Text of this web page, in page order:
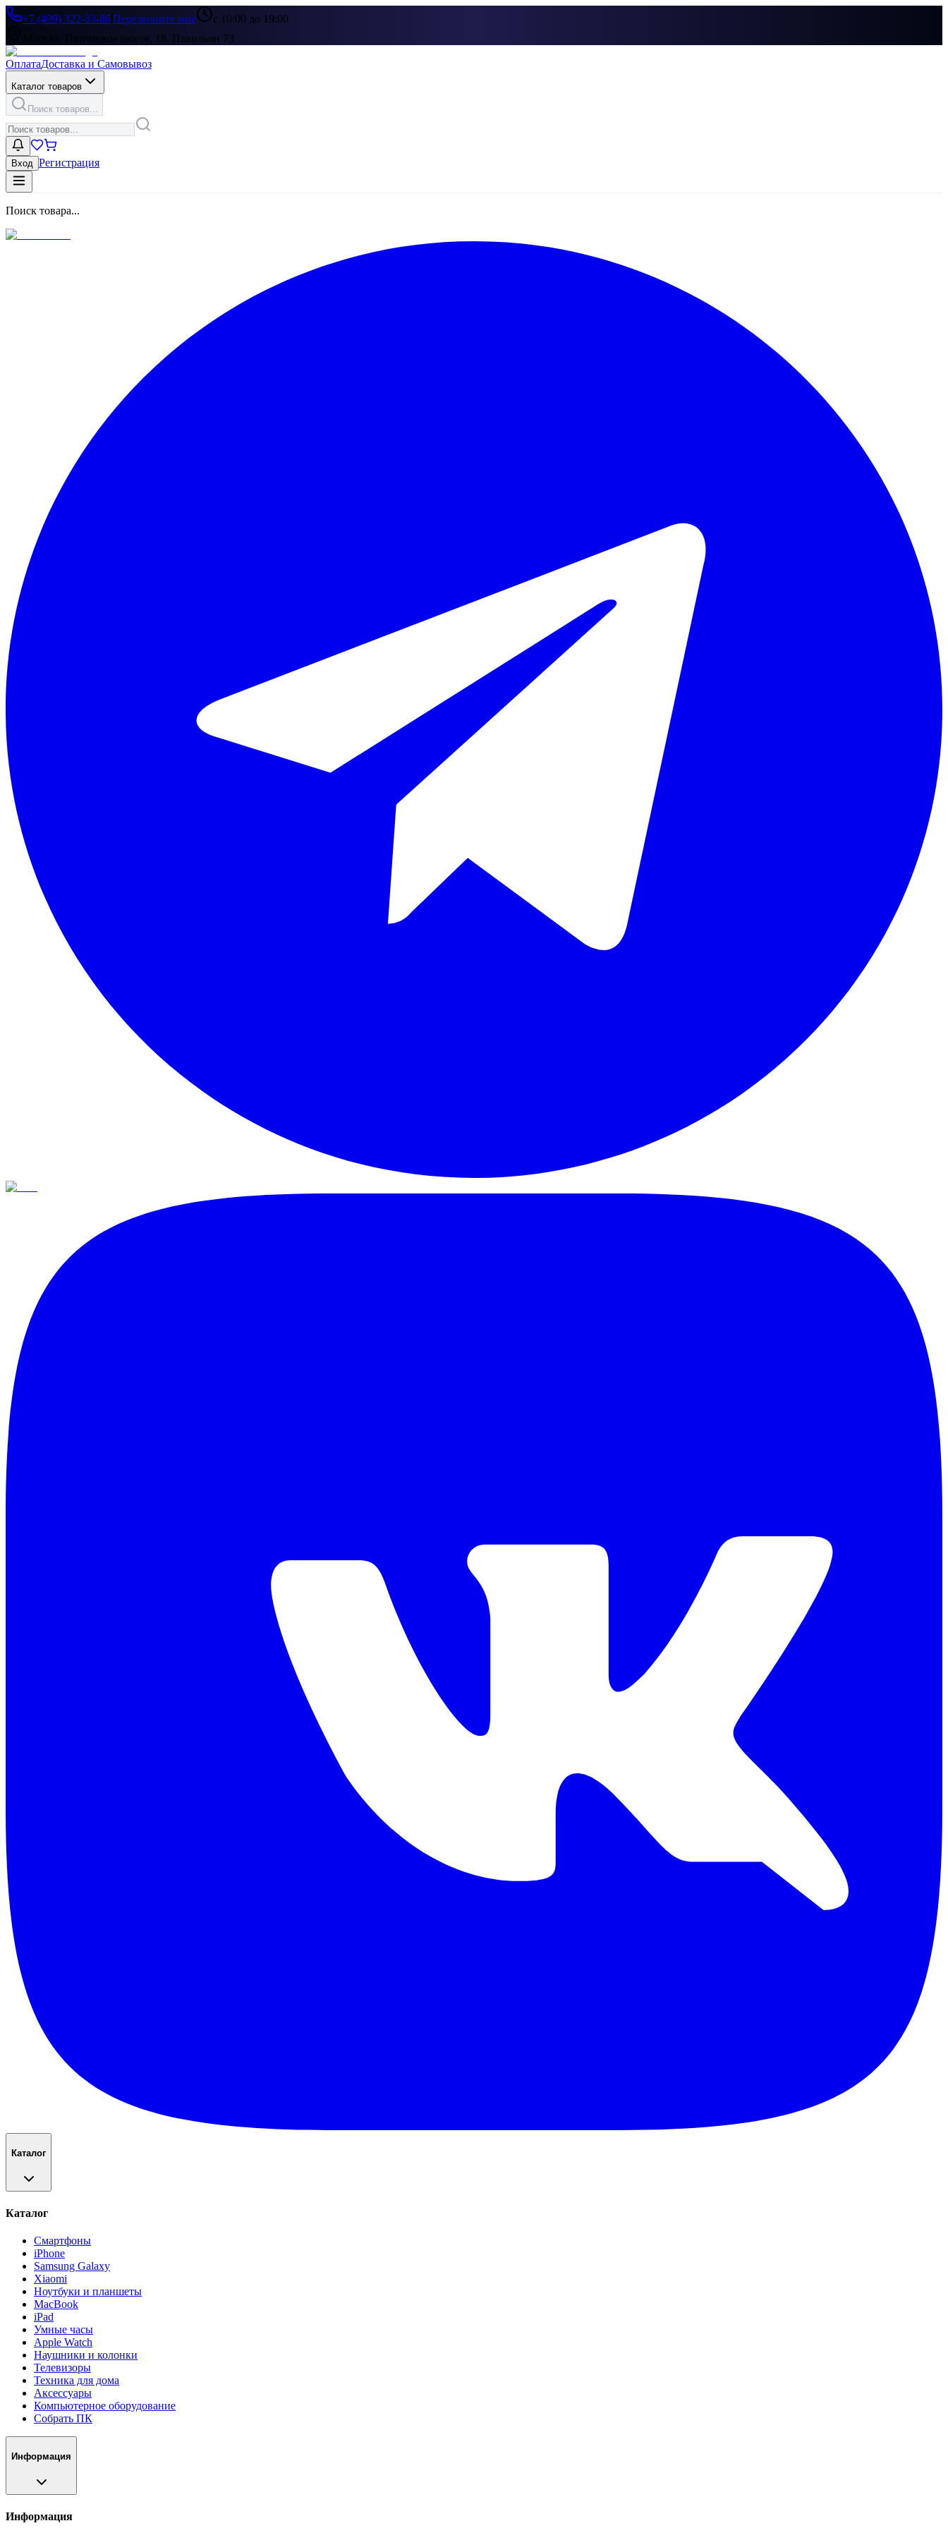
+7 (499) 322-33-86|Перезвоните мне
с 10:00 до 19:00
Москва, Пятницкое шоссе, 18, Павильон 73
ОплатаДоставка и Самовывоз
Каталог товаров
Поиск товаров...
Вход Регистрация
Поиск товара...
Каталог
Каталог
Смартфоны
iPhone
Samsung Galaxy
Xiaomi
Ноутбуки и планшеты
MacBook
iPad
Умные часы
Apple Watch
Наушники и колонки
Телевизоры
Техника для дома
Аксессуары
Компьютерное оборудование
Собрать ПК
Информация
Информация